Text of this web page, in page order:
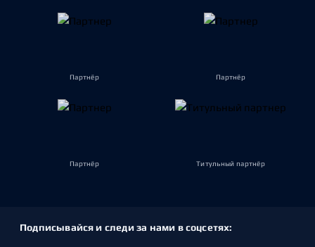
Партнёр Партнёр
Партнёр Титульный партнёр
Подписывайся и следи за нами в соцсетях: